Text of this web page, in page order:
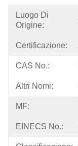
Luogo Di
Origine:
Certificazione:
CAS No.:
Altri Nomi:
MF:
EINECS No.: